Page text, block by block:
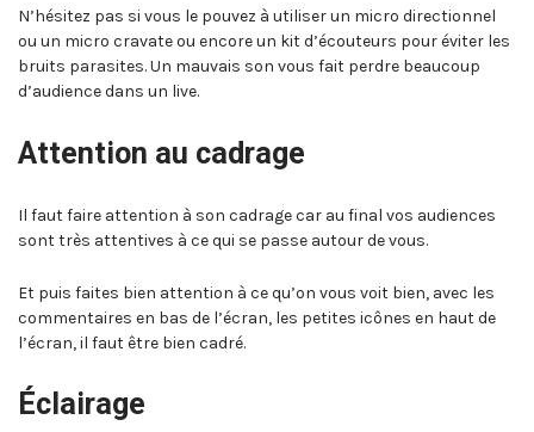
N’hésitez pas si vous le pouvez à utiliser un micro directionnel
ou un micro cravate ou encore un kit d’écouteurs pour éviter les
bruits parasites. Un mauvais son vous fait perdre beaucoup
d’audience dans un live.
Attention au cadrage
Il faut faire attention à son cadrage car au final vos audiences
sont très attentives à ce qui se passe autour de vous.
Et puis faites bien attention à ce qu’on vous voit bien, avec les
commentaires en bas de l’écran, les petites icônes en haut de
l’écran, il faut être bien cadré.
Éclairage